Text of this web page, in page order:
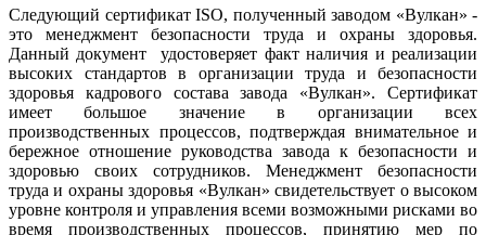
Следующий сертификат ISO, полученный заводом «Вулкан» -
это менеджмент безопасности труда и охраны здоровья.
Данный документ удостоверяет факт наличия и реализации
высоких стандартов в организации труда и безопасности
здоровья кадрового состава завода «Вулкан». Сертификат
имеет большое значение в организации всех
производственных процессов, подтверждая внимательное и
бережное отношение руководства завода к безопасности и
здоровью своих сотрудников. Менеджмент безопасности
труда и охраны здоровья «Вулкан» свидетельствует о высоком
уровне контроля и управления всеми возможными рисками во
время производственных процессов, принятию мер по